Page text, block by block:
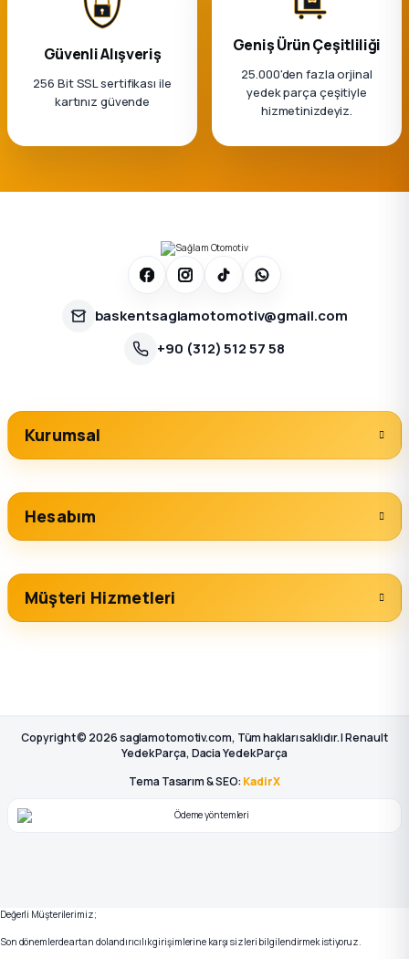
Güvenli Alışveriş
256 Bit SSL sertifikası ile
kartınız güvende
Geniş Ürün Çeşitliliği
25.000'den fazla orjinal
yedek parça çeşitiyle
hizmetinizdeyiz.
baskentsaglamotomotiv@gmail.com
+90 (312) 512 57 58
Kurumsal
Hesabım
Müşteri Hizmetleri
Copyright © 2026 saglamotomotiv.com, Tüm hakları saklıdır. | Renault
Yedek Parça, Dacia Yedek Parça
Tema Tasarım & SEO: KadirX
Değerli Müşterilerimiz;
Son dönemlerde artan dolandırıcılık girişimlerine karşı sizleri bilgilendirmek istiyoruz.